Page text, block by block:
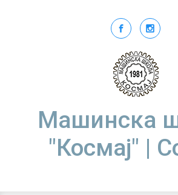
Машинска
"Космај" |